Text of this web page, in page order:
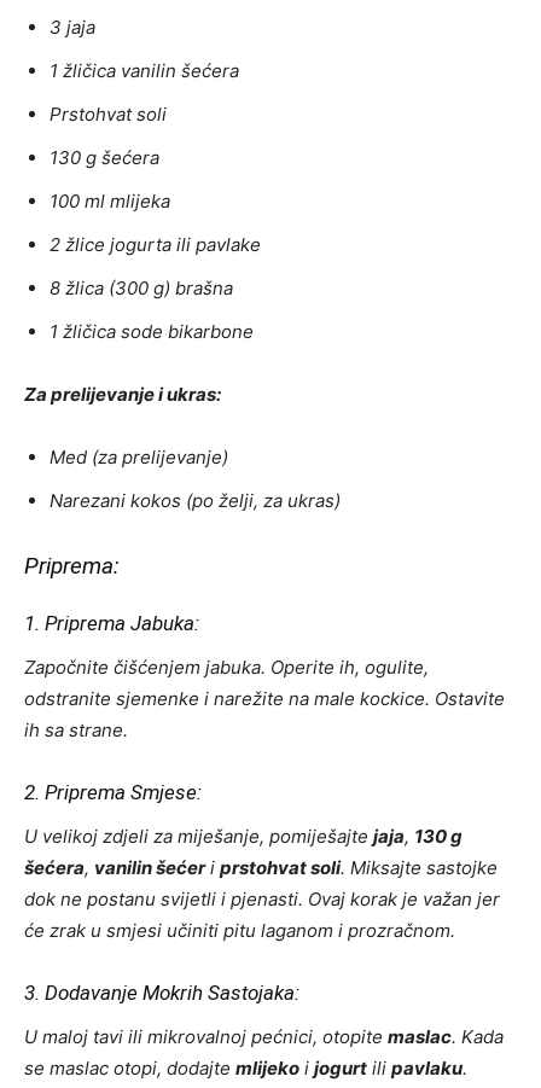
3 jaja
1 žličica vanilin šećera
Prstohvat soli
130 g šećera
100 ml mlijeka
2 žlice jogurta ili pavlake
8 žlica (300 g) brašna
1 žličica sode bikarbone
Za prelijevanje i ukras:
Med (za prelijevanje)
Narezani kokos (po želji, za ukras)
Priprema:
1. Priprema Jabuka:
Započnite čišćenjem jabuka. Operite ih, ogulite,
odstranite sjemenke i narežite na male kockice. Ostavite
ih sa strane.
2. Priprema Smjese:
U velikoj zdjeli za miješanje, pomiješajte jaja, 130 g
šećera, vanilin šećeri prstohvat soli. Miksajte sastojke
dok ne postanu svijetli i pjenasti. Ovaj korak je važan jer
će zrak u smjesi učiniti pitu laganom i prozračnom.
3. Dodavanje Mokrih Sastojaka:
U maloj tavi ili mikrovalnoj pećnici, otopite maslac. Kada
se maslac otopi, dodajte mlijeko i jogurt ili pavlaku.